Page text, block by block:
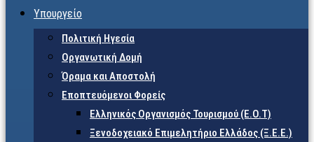
Υπουργείο
Πολιτική Ηγεσία
Οργανωτική Δομή
Όραμα και Αποστολή
Εποπτευόμενοι Φορείς
Eλληνικός Οργανισμός Τουρισμού (Ε.Ο.Τ)
Ξενοδοχειακό Επιμελητήριο Ελλάδος (Ξ.Ε.Ε.)